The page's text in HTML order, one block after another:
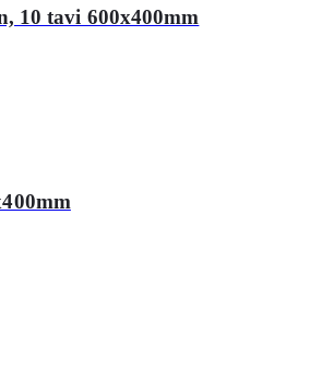
10 tavi 600x400mm